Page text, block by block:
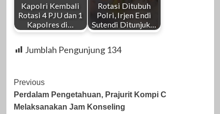
Kapolri Kembali
Rotasi 4 PJU dan 1
Kapolres di…
Rotasi Ditubuh
Polri, Irjen Endi
Sutendi Ditunjuk…
Jumblah Pengunjung 134
Post
Navigation
Previous
Perdalam Pengetahuan, Prajurit Kompi C
Melaksanakan Jam Konseling